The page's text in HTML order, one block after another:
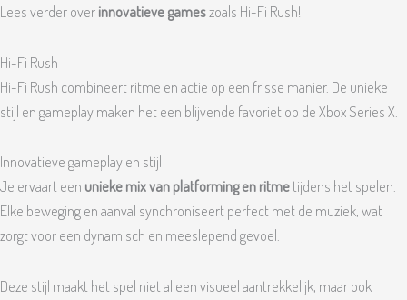
Lees verder overinnovatieve gameszoals Hi-Fi Rush!
Hi-Fi Rush
Hi-Fi Rush combineert ritme en actie op een frisse manier. De unieke
stijl en gameplay maken het een blijvende favoriet op de Xbox Series X.
Innovatieve gameplay en stijl
Je ervaart een unieke mix van platforming en ritmetijdens het spelen.
Elke beweging en aanval synchroniseert perfect met de muziek, wat
zorgt voor een dynamisch en meeslepend gevoel.
Deze stijl maakt het spel niet alleen visueel aantrekkelijk, maar ook